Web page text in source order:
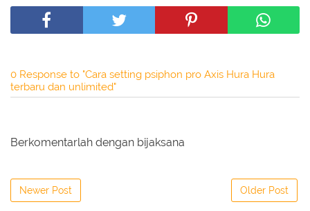
0 Response to "Cara setting psiphon pro Axis Hura Hura
terbaru dan unlimited"
Berkomentarlah dengan bijaksana
Newer Post Older Post